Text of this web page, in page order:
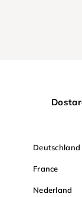
Deutschland
France
Nederland